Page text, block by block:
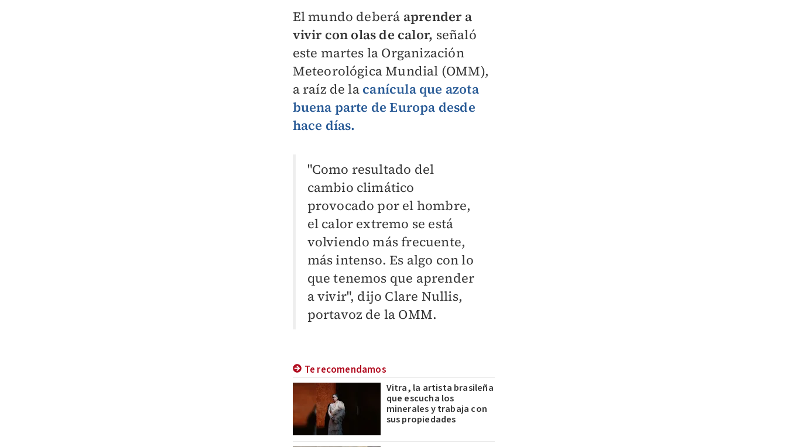
El mundo deberá aprender a
vivir con olas de calor, señaló
este martes la Organización
Meteorológica Mundial (OMM),
a raíz de la canícula que azota
buena parte de Europa desde
hace días.
"Como resultado del
cambio climático
provocado por el hombre,
el calor extremo se está
volviendo más frecuente,
más intenso. Es algo con lo
que tenemos que aprender
a vivir", dijo Clare Nullis,
portavoz de la OMM.
Te recomendamos
Vitra, la artista brasileña
que escucha los
minerales y trabaja con
sus propiedades